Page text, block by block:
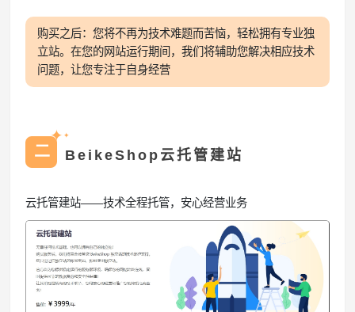
购买之后：您将不再为技术难题而苦恼，轻松拥有专业独
立站。在您的网站运行期间，我们将辅助您解决相应技术
问题，让您专注于自身经营
✦ ✦
二 BeikeShop云托管建站
云托管建站——技术全程托管，安心经营业务